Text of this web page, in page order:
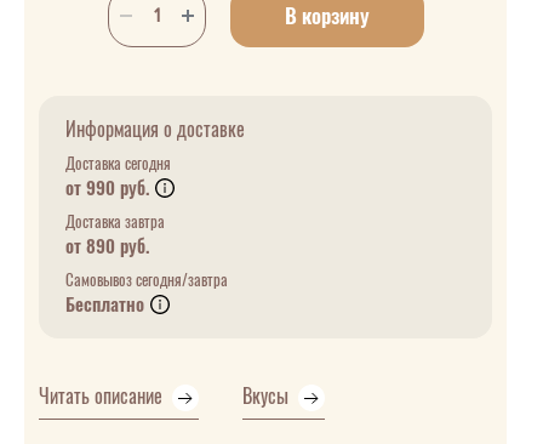
В корзину
Информация о доставке
Доставка сегодня
от 990 руб.
Доставка завтра
от 890 руб.
Самовывоз сегодня/завтра
Бесплатно
Читать описание Вкусы